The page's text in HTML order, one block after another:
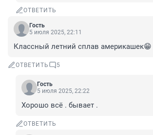
ОТВЕТИТЬ
Гость
5 июля 2025, 22:11
Классный летний сплав америкашек😁
ОТВЕТИТЬ 5
Гость
5 июля 2025, 22:22
Хорошо всё . бывает .
ОТВЕТИТЬ